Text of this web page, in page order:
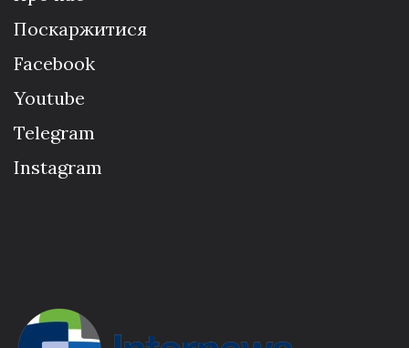
Поскаржитися
Facebook
Youtube
Telegram
Instagram